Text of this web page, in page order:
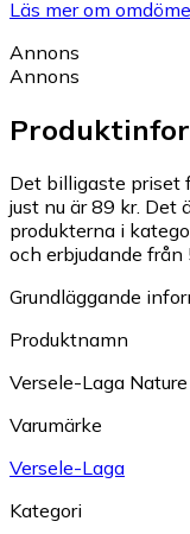
Läs mer om
Annons
Annons
Det billigaste priset
just nu är 89 kr. Det
produkterna i
och erbjudande från
Grundläggande
Produktnamn
Versele-Laga
Varumärke
Versele-Laga
Kategori